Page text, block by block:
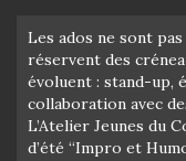
Les ados ne sont
réservent des
évoluent : stand-up,
collaboration avec
L’Atelier Jeunes du
d’été “Impro et